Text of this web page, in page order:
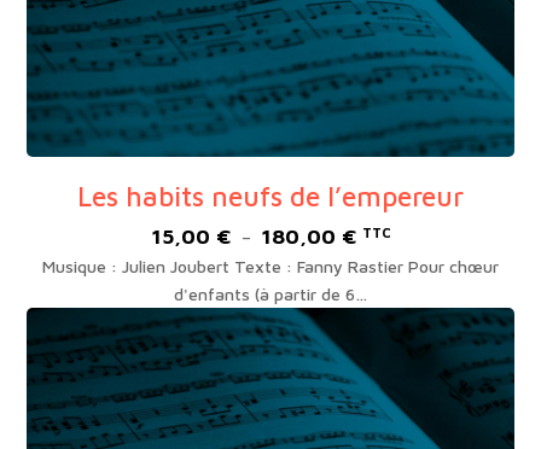
Les habits neufs de l’empereur
15,00 € – 180,00 €Plage
de
15,00 €
180,00 €
TTC
Musique : Julien Joubert Texte : Fanny Rastier Pour chœur
d'enfants (à partir de 6…